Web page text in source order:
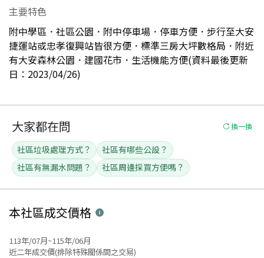
主要特色
附中學區．社區公園．附中停車場．停車方便．步行至大安
捷運站或忠孝復興站皆很方便．標準三房大坪數格局．附近
有大安森林公園．建國花市．生活機能方便(資料最後更新
日：2023/04/26)
大家都在問 換一換
社區垃圾處理方式？
社區有哪些公設？
社區有無漏水問題？
社區周邊採買方便嗎？
本社區成交價格
113年/07月~115年/06月
近二年成交價(排除特殊關係間之交易)